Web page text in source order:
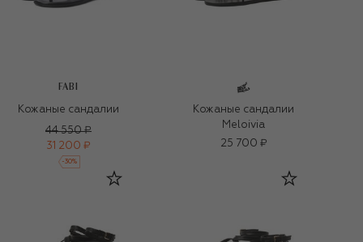
FABI
Кожаные сандалии
44 550 ₽
31 200 ₽
-30%
Кожаные сандалии
Meloivia
25 700 ₽